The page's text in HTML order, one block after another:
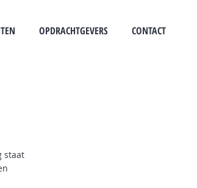
OPDRACHTGEVERS CONTACT
staat